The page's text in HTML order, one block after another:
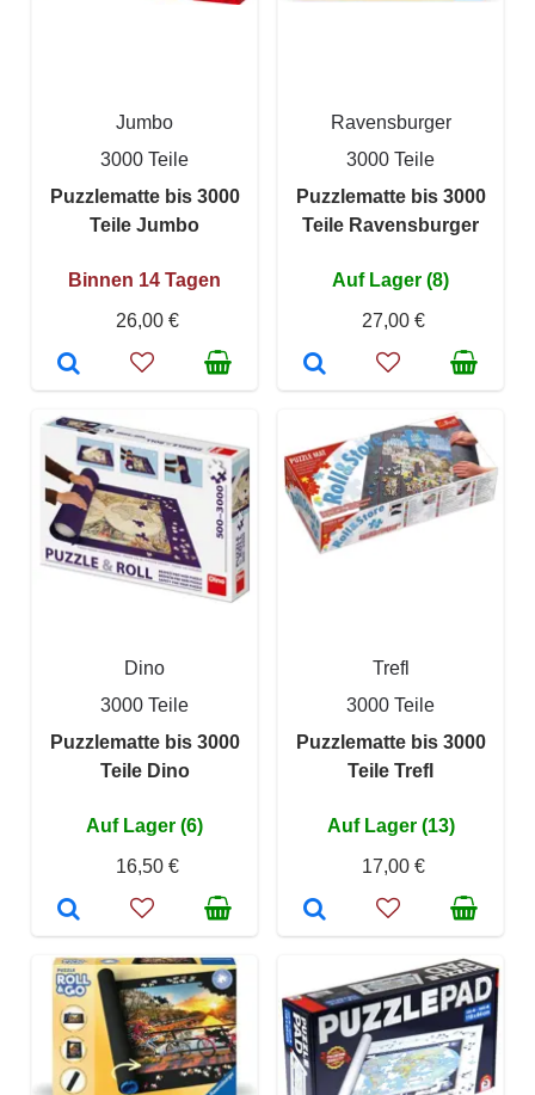
Jumbo
3000 Teile
Puzzlematte bis 3000
Teile Jumbo
Binnen 14 Tagen
26,00 €
Ravensburger
3000 Teile
Puzzlematte bis 3000
Teile Ravensburger
Auf Lager (8)
27,00 €
Dino
3000 Teile
Puzzlematte bis 3000
Teile Dino
Auf Lager (6)
16,50 €
Trefl
3000 Teile
Puzzlematte bis 3000
Teile Trefl
Auf Lager (13)
17,00 €